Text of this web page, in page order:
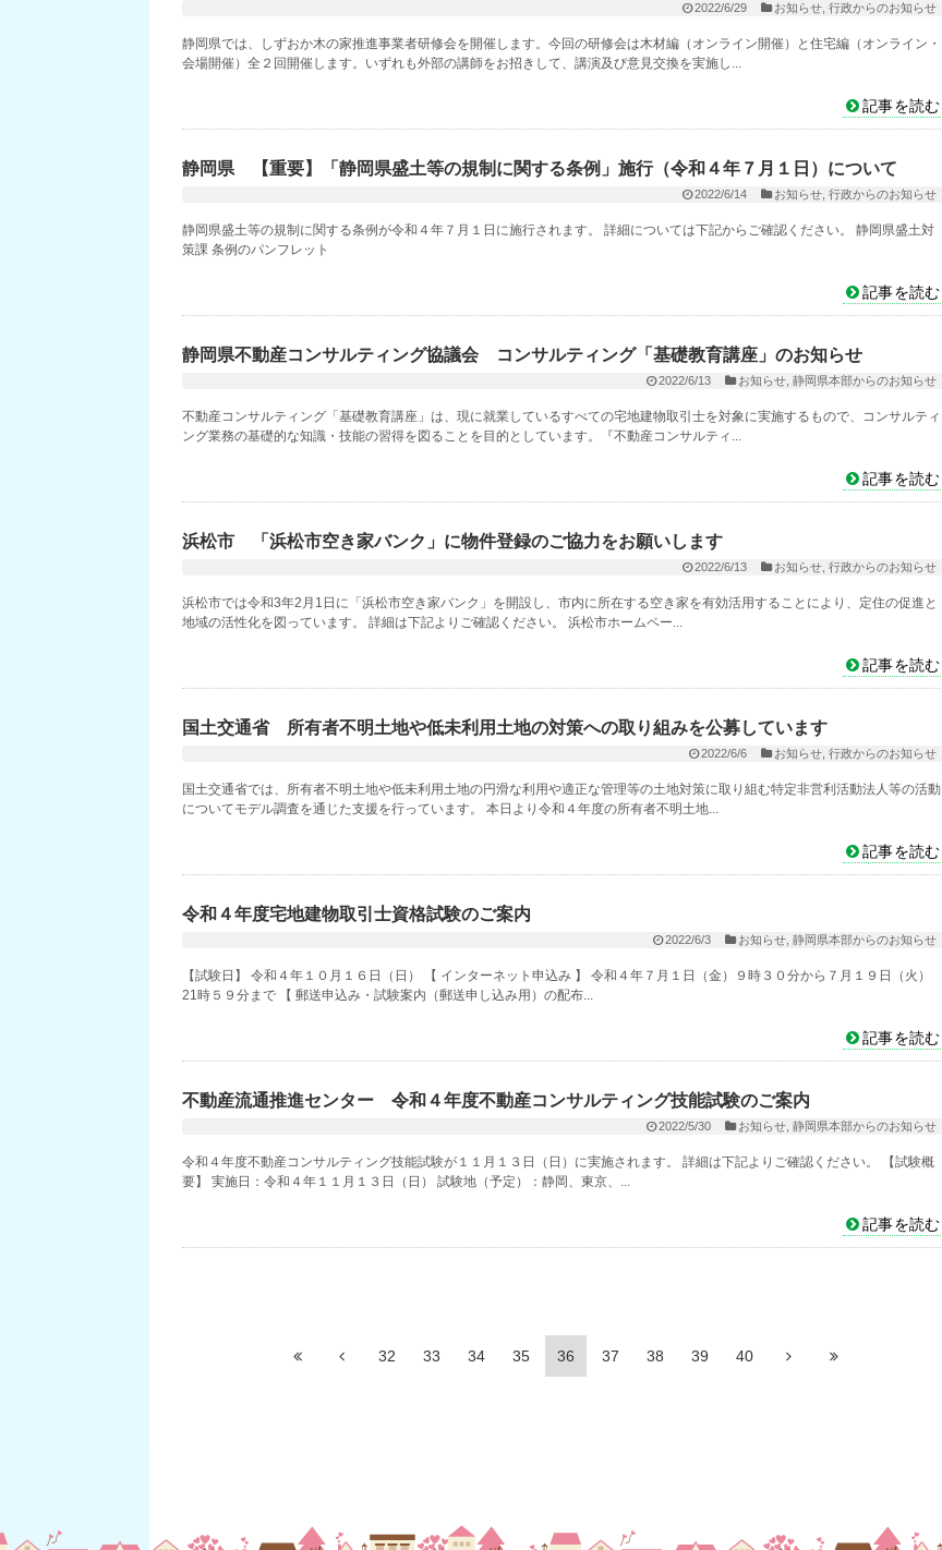
2022/6/29 お知らせ ,行政からのお知らせ
静岡県では、しずおか木の家推進事業者研修会を開催します。今回の研修会は木材編（オンライン開催）と住宅編（オンライン・
会場開催）全２回開催します。いずれも外部の講師をお招きして、講演及び意見交換を実施し...
記事を読む
静岡県 【重要】「静岡県盛土等の規制に関する条例」施行（令和４年７月１日）について
2022/6/14 お知らせ ,行政からのお知らせ
静岡県盛土等の規制に関する条例が令和４年７月１日に施行されます。 詳細については下記からご確認ください。 静岡県盛土対
策課 条例のパンフレット
記事を読む
静岡県不動産コンサルティング協議会 コンサルティング「基礎教育講座」のお知らせ
2022/6/13 お知らせ ,静岡県本部からのお知らせ
不動産コンサルティング「基礎教育講座」は、現に就業しているすべての宅地建物取引士を対象に実施するもので、コンサルティ
ング業務の基礎的な知識・技能の習得を図ることを目的としています。『不動産コンサルティ...
記事を読む
浜松市 「浜松市空き家バンク」に物件登録のご協力をお願いします
2022/6/13 お知らせ ,行政からのお知らせ
浜松市では令和3年2月1日に「浜松市空き家バンク」を開設し、市内に所在する空き家を有効活用することにより、定住の促進と
地域の活性化を図っています。 詳細は下記よりご確認ください。 浜松市ホームペー...
記事を読む
国土交通省 所有者不明土地や低未利用土地の対策への取り組みを公募しています
2022/6/6 お知らせ ,行政からのお知らせ
国土交通省では、所有者不明土地や低未利用土地の円滑な利用や適正な管理等の土地対策に取り組む特定非営利活動法人等の活動
についてモデル調査を通じた支援を行っています。 本日より令和４年度の所有者不明土地...
記事を読む
令和４年度宅地建物取引士資格試験のご案内
2022/6/3 お知らせ ,静岡県本部からのお知らせ
【試験日】 令和４年１０月１６日（日） 【 インターネット申込み 】 令和４年７月１日（金）９時３０分から７月１９日（火）
21時５９分まで 【 郵送申込み・試験案内（郵送申し込み用）の配布...
記事を読む
不動産流通推進センター 令和４年度不動産コンサルティング技能試験のご案内
2022/5/30 お知らせ ,静岡県本部からのお知らせ
令和４年度不動産コンサルティング技能試験が１１月１３日（日）に実施されます。 詳細は下記よりご確認ください。 【試験概
要】 実施日：令和４年１１月１３日（日） 試験地（予定）：静岡、東京、...
記事を読む
32 33 34 35 36 37 38 39 40